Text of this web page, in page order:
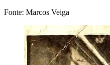
Fonte: Marcos Veiga